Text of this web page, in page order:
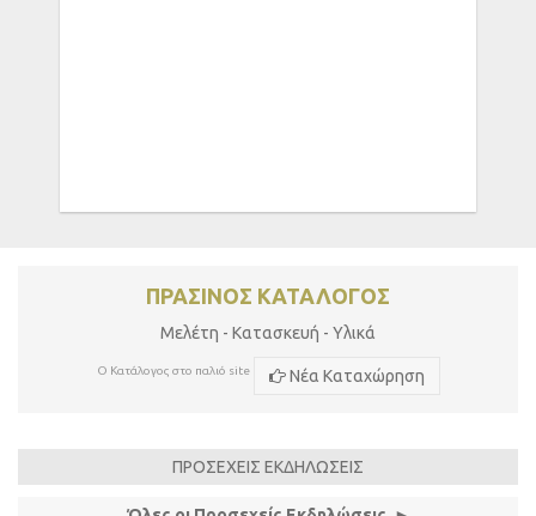
ΠΡΑΣΙΝΟΣ ΚΑΤΑΛΟΓΟΣ
Μελέτη - Κατασκευή - Υλικά
Ο Κατάλογος στο παλιό site Νέα Καταχώρηση
ΠΡΟΣΕΧΕΙΣ ΕΚΔΗΛΩΣΕΙΣ